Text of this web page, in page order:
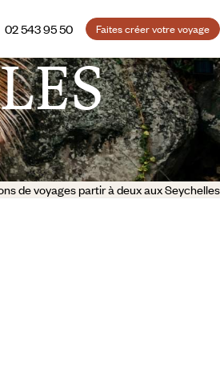
02 543 95 50 Faites créer votre voyage
de voyages partir à deux aux Seychelles